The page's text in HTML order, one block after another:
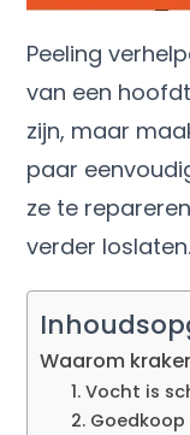
Peeling
van een
zijn, maar
paar
ze te
verder loslaten.
Waarom
1. Vocht is
2.